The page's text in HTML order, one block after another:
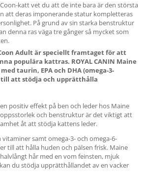
katt vet du att de inte bara är den största
att deras imponerande statur kompletteras
På grund av sin starka benstruktur
denna ras väga tre gånger så mycket som
Adult är speciellt framtaget för att
populära kattras. ROYAL CANIN Maine
taurin, EPA och DHA (omega-3-
att stödja och upprätthålla
en positiv effekt på ben och leder hos Maine
och benstruktur är det viktigt att
åt att stödja kattens leder.
samt omega-3- och omega-6-
till att hålla huden och pälsen frisk. Maine
hår med en vom feinsten, mjuk
du stödja upprätthållandet av en vacker